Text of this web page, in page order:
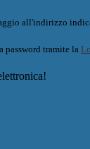
all'indirizzo
password tramite la